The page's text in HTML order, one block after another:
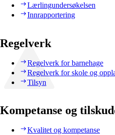
Lærlingundersøkelsen
Innrapportering
Regelverk
Regelverk for barnehage
Regelverk for skole og
Tilsyn
Kompetanse og
Kvalitet og kompetanse